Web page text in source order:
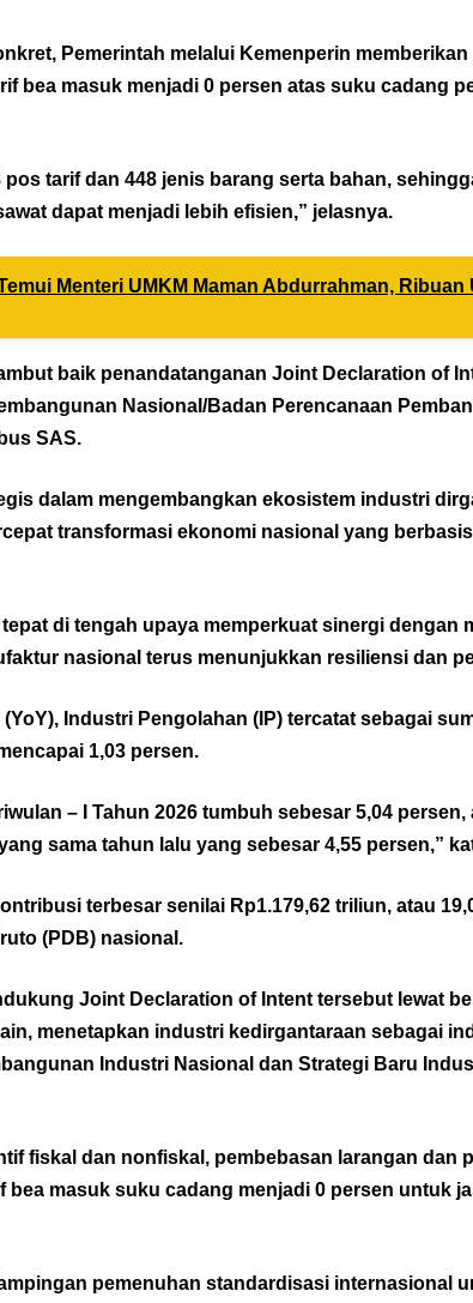
Pemerintah melalui Kemenperin
bea masuk menjadi 0 persen atas suku cadang
tarif dan 448 jenis barang serta bahan,
dapat menjadi lebih efisien,” jelasnya.
Menteri UMKM Maman Abdurrahman, Ribuan
baik penandatanganan Joint Declaration of
Nasional/Badan Perencanaan
SAS.
dalam mengembangkan ekosistem industri
transformasi ekonomi nasional yang
di tengah upaya memperkuat sinergi dengan
nasional terus menunjukkan resiliensi dan
(YoY), Industri Pengolahan (IP) tercatat sebagai
1,03 persen.
– I Tahun 2026 tumbuh sebesar 5,04
sama tahun lalu yang sebesar 4,55 persen,”
terbesar senilai Rp1.179,62 triliun, atau
(PDB) nasional.
Joint Declaration of Intent tersebut lewat
menetapkan industri kedirgantaraan sebagai
Industri Nasional dan Strategi Baru
fiskal dan nonfiskal, pembebasan larangan dan
masuk suku cadang menjadi 0 persen untuk
pemenuhan standardisasi internasional